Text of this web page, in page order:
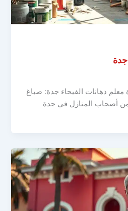
جدة
معلم دهانات الفيحاء جدة: صباغ
هل تعلم أن 75% من أصحاب المنازل في جدة